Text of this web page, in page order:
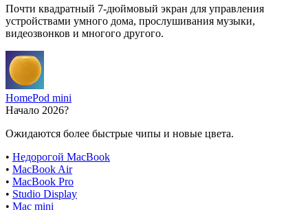
Почти квадратный 7-дюймовый экран для управления
устройствами умного дома, прослушивания музыки,
видеозвонков и многого другого.
HomePod mini
Начало 2026?
Ожидаются более быстрые чипы и новые цвета.
• Недорогой MacBook
• MacBook Air
• MacBook Pro
• Studio Display
• Mac mini